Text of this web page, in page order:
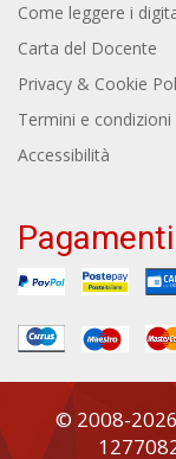
Come leggere i
Carta del Docente
Privacy & Cookie
Termini e condizioni
Accessibilità
© 2008-2026